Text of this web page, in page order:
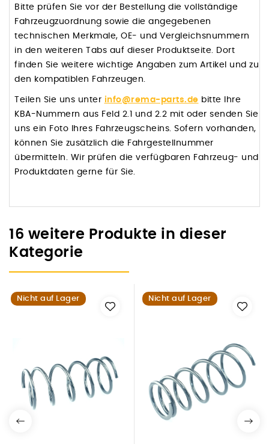
Bitte prüfen Sie vor der Bestellung die vollständige
Fahrzeugzuordnung sowie die angegebenen
technischen Merkmale, OE- und Vergleichsnummern
in den weiteren Tabs auf dieser Produktseite. Dort
finden Sie weitere wichtige Angaben zum Artikel und zu
den kompatiblen Fahrzeugen.
Teilen Sie uns unter info@rema-parts.de bitte Ihre
KBA-Nummern aus Feld 2.1 und 2.2 mit oder senden Sie
uns ein Foto Ihres Fahrzeugscheins. Sofern vorhanden,
können Sie zusätzlich die Fahrgestellnummer
übermitteln. Wir prüfen die verfügbaren Fahrzeug- und
Produktdaten gerne für Sie.
16 weitere Produkte in dieser
Kategorie
Nicht auf Lager Nicht auf Lager